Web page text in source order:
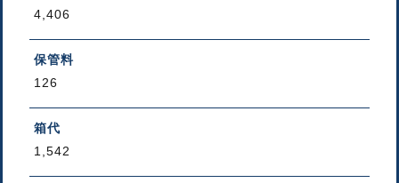
4,406
保管料
126
箱代
1,542